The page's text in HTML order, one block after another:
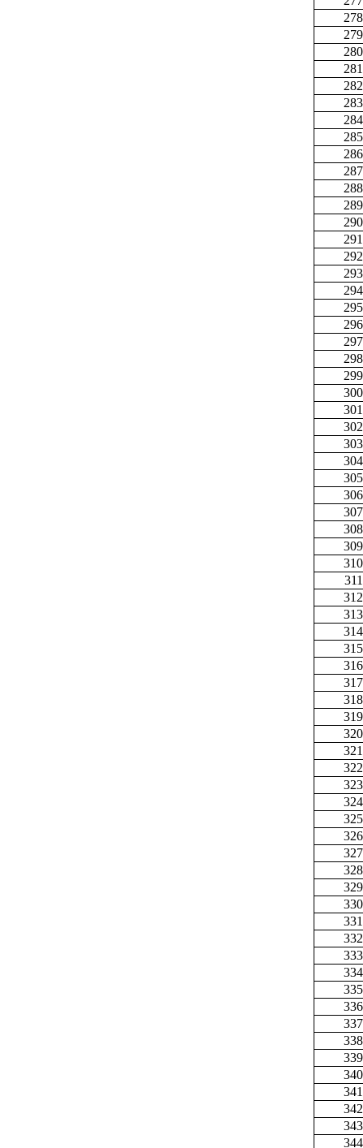
278
279
280
281
282
283
284
285
286
287
288
289
290
291
292
293
294
295
296
297
298
299
300
301
302
303
304
305
306
307
308
309
310
311
312
313
314
315
316
317
318
319
320
321
322
323
324
325
326
327
328
329
330
331
332
333
334
335
336
337
338
339
340
341
342
343
344